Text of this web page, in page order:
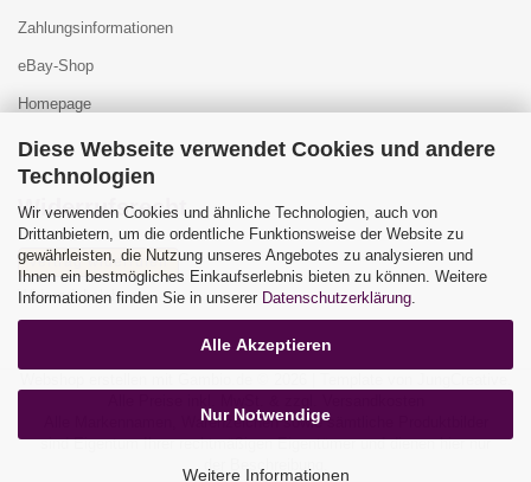
Diese Webseite verwendet Cookies und andere
Technologien
Wir verwenden Cookies und ähnliche Technologien, auch von
Drittanbietern, um die ordentliche Funktionsweise der Website zu
gewährleisten, die Nutzung unseres Angebotes zu analysieren und
Ihnen ein bestmögliches Einkaufserlebnis bieten zu können. Weitere
Informationen finden Sie in unserer Datenschutzerklärung
Alle Akzeptieren
Nur Notwendige
Weitere Informationen
Zahlungsinformationen
eBay-Shop
Homepage
Widerrufsrecht
Vertrag widerrufen
Widerrufsbelehrung
Alle Markennamen, Warenzeichen sowie sämtliche Produktbilder
sind Eigentum Ihrer rechtmäßigen Eigentümer und dienen hier nur
der Beschreibung.